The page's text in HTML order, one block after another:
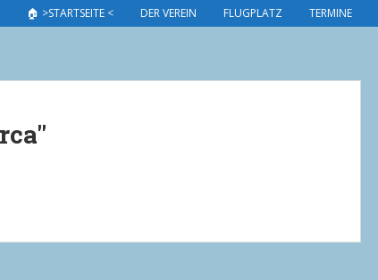
🏠 >STARTSEITE < DER VEREIN FLUGPLATZ TERMINE